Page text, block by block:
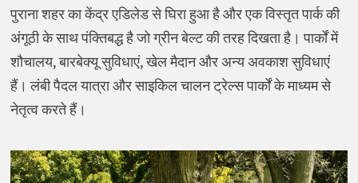
पुराना शहर का केंद्र एडिलेड से घिरा हुआ है और एक विस्तृत पार्क की
अंगूठी के साथ पंक्तिबद्ध है जो ग्रीन बेल्ट की तरह दिखता है। पार्कों में
शौचालय, बारबेक्यू सुविधाएं, खेल मैदान और अन्य अवकाश सुविधाएं
हैं। लंबी पैदल यात्रा और साइकिल चालन ट्रेल्स पार्कों के माध्यम से
नेतृत्व करते हैं।